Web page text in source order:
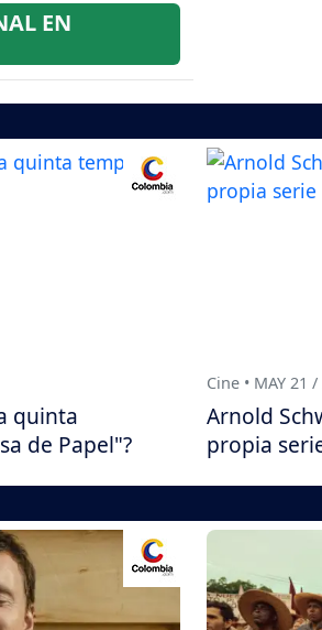
EN
quinta
de Papel"?
Cine • MAY 21 /
Arnold
propia